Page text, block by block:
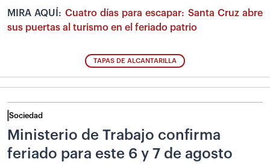
MIRA AQUÍ: Cuatro días para escapar: Santa Cruz abre
sus puertas al turismo en el feriado patrio
TAPAS DE ALCANTARILLA
Sociedad
Ministerio de Trabajo confirma
feriado para este 6 y 7 de agosto